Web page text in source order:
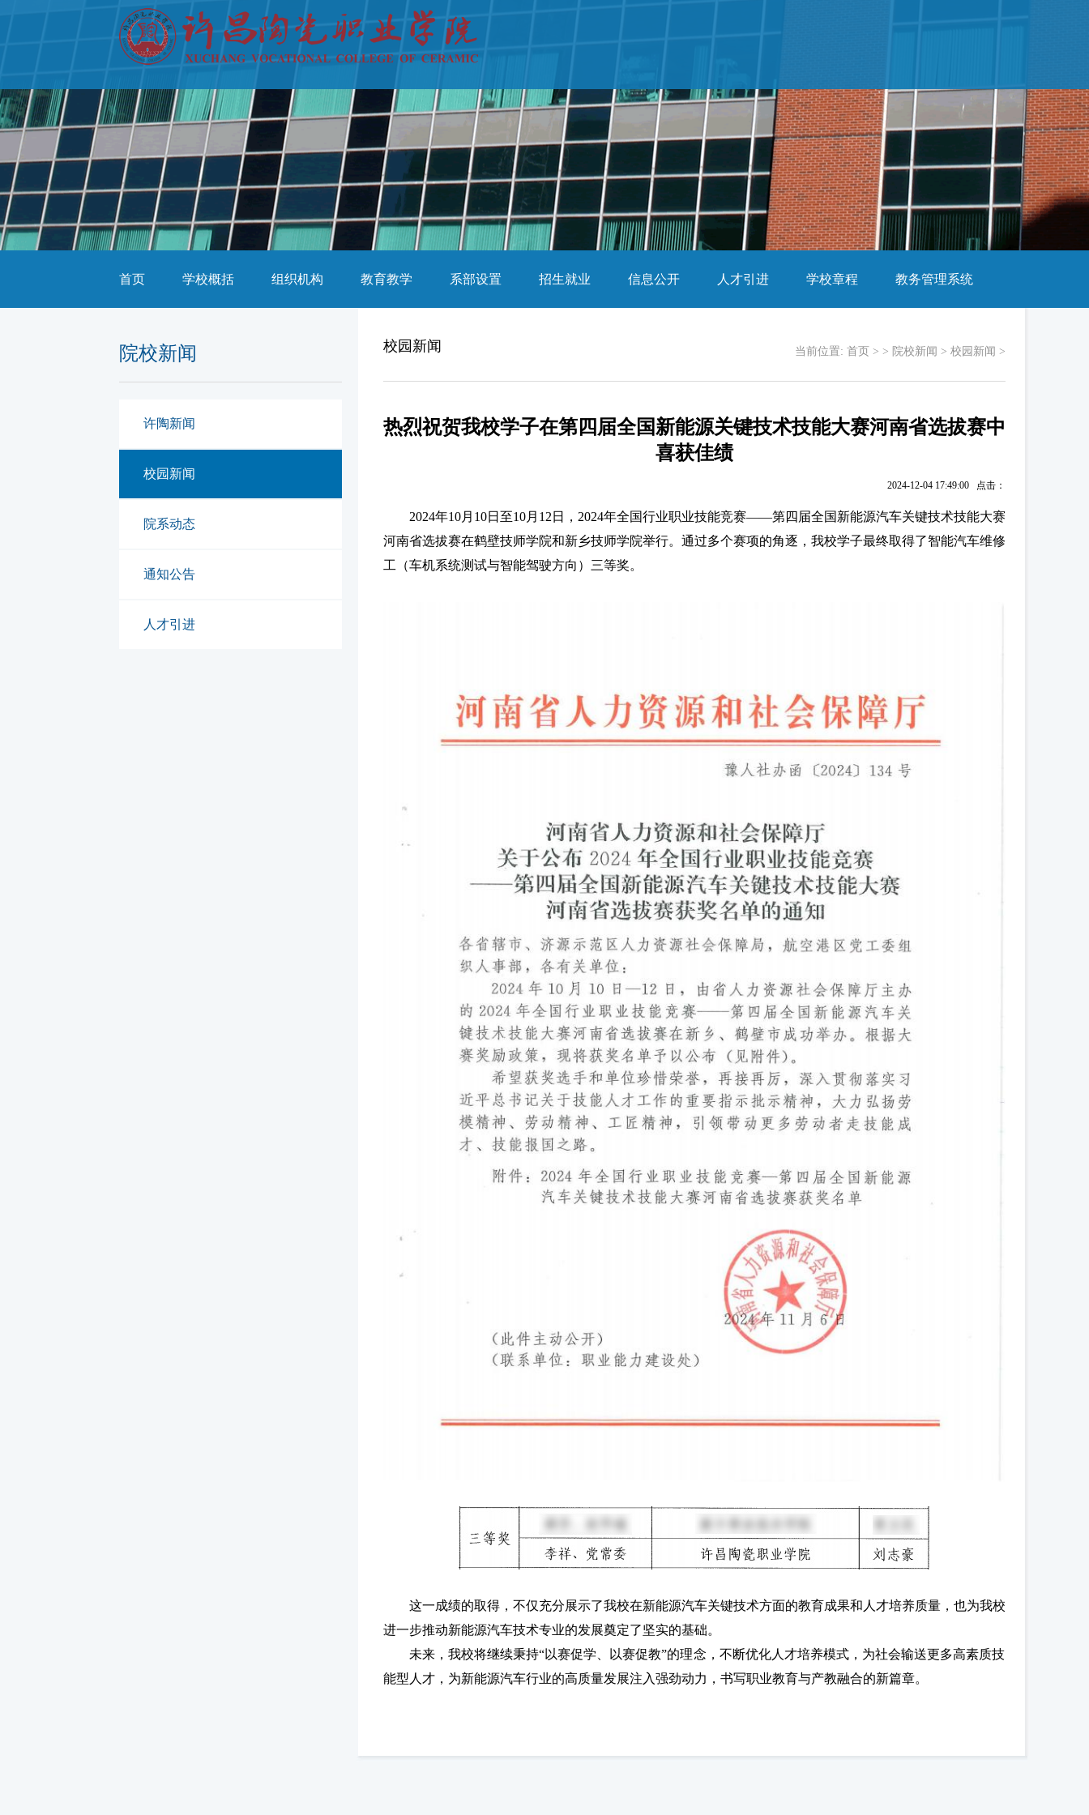
首页 学校概括 组织机构 教育教学 系部设置 招生就业 信息公开 人才引进 学校章程 教务管理系统
院校新闻
许陶新闻
校园新闻
院系动态
通知公告
人才引进
校园新闻 当前位置: 首页 > > 院校新闻 > 校园新闻 >
热烈祝贺我校学子在第四届全国新能源关键技术技能大赛河南省选拔赛中
喜获佳绩
2024-12-04 17:49:00 点击：
2024年10月10日至10月12日，2024年全国行业职业技能竞赛——第四届全国新能源汽车关键技术技能大赛
河南省选拔赛在鹤壁技师学院和新乡技师学院举行。通过多个赛项的角逐，我校学子最终取得了智能汽车维修
工（车机系统测试与智能驾驶方向）三等奖。
这一成绩的取得，不仅充分展示了我校在新能源汽车关键技术方面的教育成果和人才培养质量，也为我校
进一步推动新能源汽车技术专业的发展奠定了坚实的基础。
未来，我校将继续秉持“以赛促学、以赛促教”的理念，不断优化人才培养模式，为社会输送更多高素质技
能型人才，为新能源汽车行业的高质量发展注入强劲动力，书写职业教育与产教融合的新篇章。